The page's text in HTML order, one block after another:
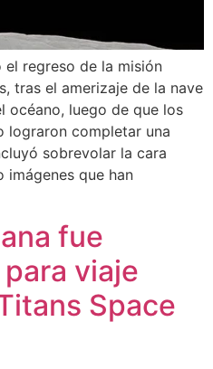
regreso de la misión
tras el amerizaje de la nave
océano, luego de que los
lograron completar una
sobrevolar la cara
imágenes que han
fue
viaje
Space